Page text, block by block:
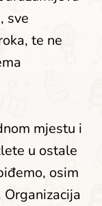
sve
te ne
mjestu i
u ostale
osim